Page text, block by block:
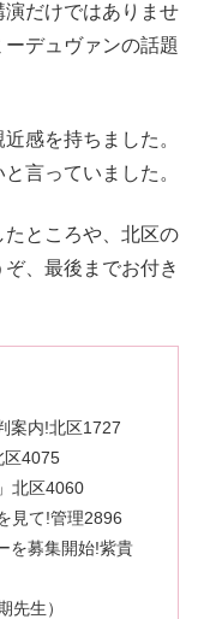
だけではありませ
デュヴァンの話題
感を持ちました。
言っていました。
ところや、北区の
、最後までお付き
案内!北区1727
区4075
北区4060
見て!管理2896
を募集開始!紫貴
先生）